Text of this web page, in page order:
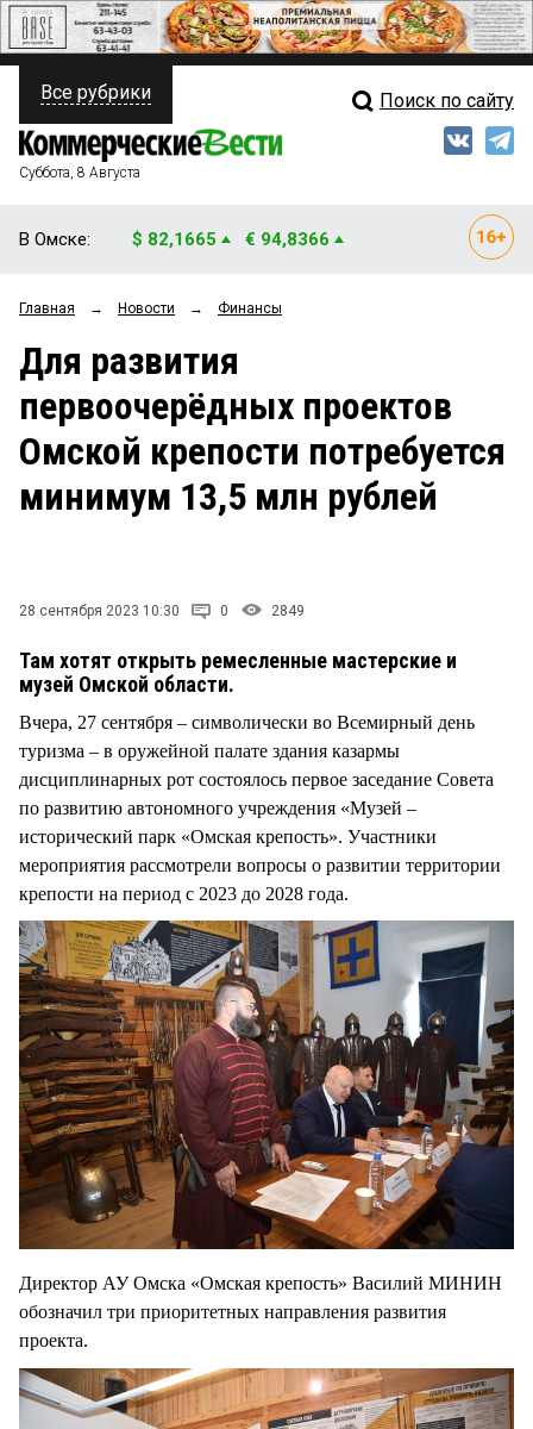
ПОЛИТИКА
ФИНАНСЫ
ОБЩЕСТВО
ЗАКОН
НОВОСТИ КОМПАНИЙ
Свежий выпуск
Блоги
Архив
Все рубрики Поиск по сайту
Суббота, 8 Августа
В Омске: $ 82,1665 € 94,8366
Главная → Новости → Финансы
Для развития
первоочерёдных проектов
Омской крепости потребуется
минимум 13,5 млн рублей
28 сентября 2023 10:30 0 2849
Там хотят открыть ремесленные мастерские и
музей Омской области.
Вчера, 27 сентября – символически во Всемирный день
туризма – в оружейной палате здания казармы
дисциплинарных рот состоялось первое заседание Совета
по развитию автономного учреждения «Музей –
исторический парк «Омская крепость». Участники
мероприятия рассмотрели вопросы о развитии территории
крепости на период с 2023 до 2028 года.
Директор АУ Омска «Омская крепость» Василий МИНИН
обозначил три приоритетных направления развития
проекта.